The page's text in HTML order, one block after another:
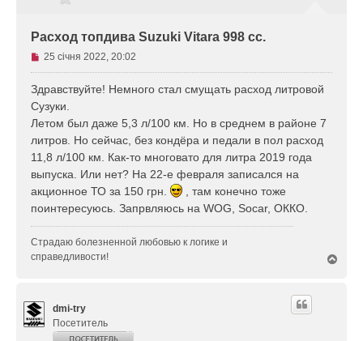
Расход топдива Suzuki Vitara 998 cc.
Н
е
р
о
ч
и
а
п
о
в
і
м
л
25 січня 2022, 20:02
Здравствуйте! Немного стал смущать расход литровой
Сузуки.
Летом был даже 5,3 л/100 км. Но в среднем в районе 7
литров. Но сейчас, без кондёра и педали в пол расход
11,8 л/100 км. Как-то многовато для литра 2019 года
выпуска. Или нет? На 22-е февраля записался на
акционное ТО за 150 грн.
, там конечно тоже
поинтересуюсь. Запрвляюсь на WOG, Socar, ОККО.
Страдаю болезненной любовью к логике и
справедливости!
dmi-try
Посетитель